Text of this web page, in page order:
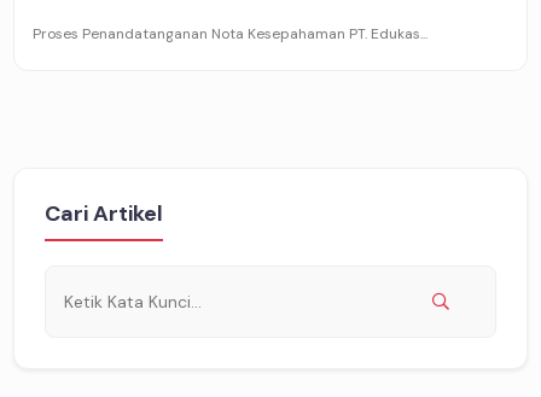
Proses Penandatanganan Nota Kesepahaman PT. Edukas...
Cari Artikel